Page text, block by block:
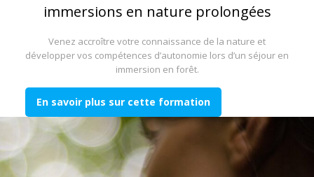
immersions en nature prolongées
Venez accroître votre connaissance de la nature et
développer vos compétences d’autonomie lors d’un séjour en
immersion en forêt.
En savoir plus sur cette formation